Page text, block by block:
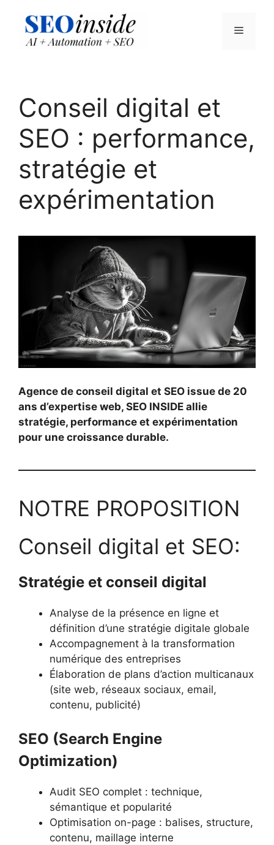
contenu
Menu
Conseil digital et
SEO : performance,
stratégie et
expérimentation
Agence de conseil digital et SEO issue de 20
ans d’expertise web, SEO INSIDE allie
stratégie, performance et expérimentation
pour une croissance durable.
NOTRE PROPOSITION
Conseil digital et SEO:
Stratégie et conseil digital
Analyse de la présence en ligne et
définition d’une stratégie digitale globale
Accompagnement à la transformation
numérique des entreprises
Élaboration de plans d’action multicanaux
(site web, réseaux sociaux, email,
contenu, publicité)
SEO (Search Engine
Optimization)
Audit SEO complet : technique,
sémantique et popularité
Optimisation on-page : balises, structure,
contenu, maillage interne